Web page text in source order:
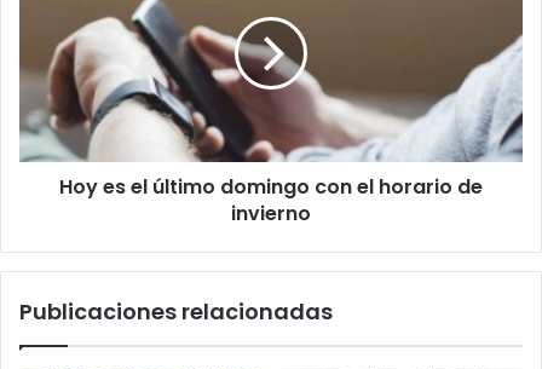
Hoy es el último domingo con el horario de
invierno
Publicaciones relacionadas